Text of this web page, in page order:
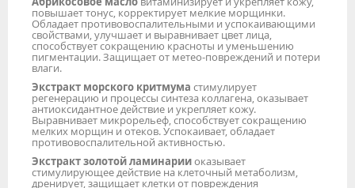
повышает тонус, корректирует мелкие морщинки.
Обладает противовоспалительными и успокаивающими
свойствами, улучшает и выравнивает цвет лица,
способствует сокращению красноты и уменьшению
пигментации. Защищает от метео-повреждений и потери
влаги.
Экстракт морского критмума стимулирует
регенерацию и процессы синтеза коллагена, оказывает
антиоксидантное действие и укрепляет кожу.
Выравнивает микрорельеф, способствует сокращению
мелких морщин и отеков. Успокаивает, обладает
противовоспалительной активностью.
Экстракт золотой ламинарииоказывает
стимулирующее действие на клеточный метаболизм,
дренирует, защищает клетки от повреждения